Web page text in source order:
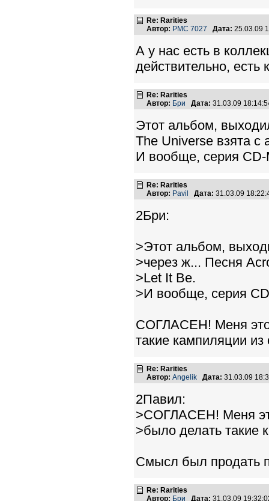
Re: Rarities
Автор: PMC 7027 Дата: 25.03.09
А у нас есть в
действительно, есть
Re: Rarities
Автор: Бри Дата: 31.03.09
Этот альбом,
The Universe взята с
И вообще, серия CD-
Re: Rarities
Автор: Pavil Дата: 31.03.09
2Бри:
>Этот альбом,
>через ж... Песня
>Let It Be.
>И вообще, серия
СОГЛАСЕН! Меня это
такие кампиляции из
Re: Rarities
Автор: Angelik Дата: 31.03.09
2Павил:
>СОГЛАСЕН! Меня
>было делать такие
Смысл был продать
Re: Rarities
Автор: Бри Дата: 31.03.09